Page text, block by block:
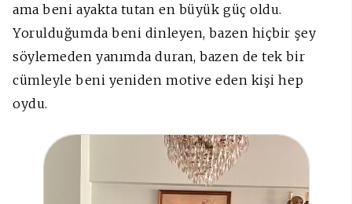
ama beni ayakta tutan en büyük güç oldu.
Yorulduğumda beni dinleyen, bazen hiçbir şey
söylemeden yanımda duran, bazen de tek bir
cümleyle beni yeniden motive eden kişi hep
oydu.